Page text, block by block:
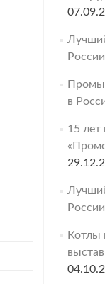
в
15 лет
Котлы